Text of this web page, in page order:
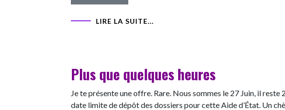
LIRE LA SUITE...
Plus que quelques heures
Je te présente une offre. Rare. Nous sommes le 27 Juin, il reste
date limite de dépôt des dossiers pour cette Aide d’État. Un